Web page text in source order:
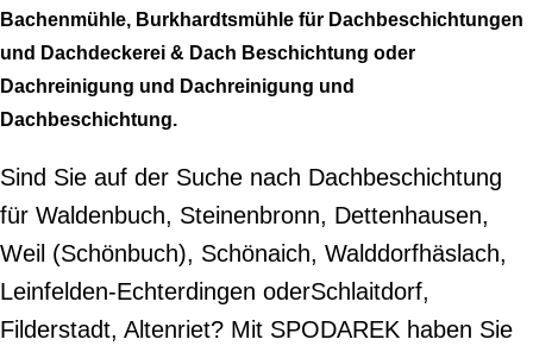
Bachenmühle, Burkhardtsmühle für Dachbeschichtungen
und Dachdeckerei & Dach Beschichtung oder
Dachreinigung und Dachreinigung und
Dachbeschichtung.
Sind Sie auf der Suche nach Dachbeschichtung
für Waldenbuch, Steinenbronn, Dettenhausen,
Weil (Schönbuch), Schönaich, Walddorfhäslach,
Leinfelden-Echterdingen oderSchlaitdorf,
Filderstadt, Altenriet? Mit SPODAREK haben Sie